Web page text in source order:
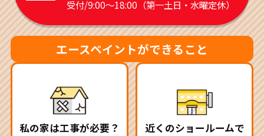
受付/9:00～18:00（第一土日・水曜定休）
エースペイントができること
私の家は工事が必要？ 近くのショールームで